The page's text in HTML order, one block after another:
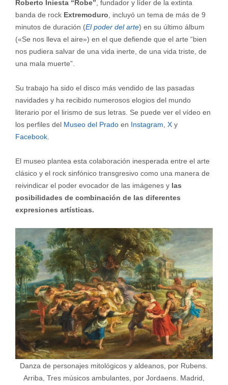
Roberto Iniesta “Robe” , fundador y líder de la extinta
banda de rock Extremoduro , incluyó un tema de más de 9
minutos de duración (El poder del arte) en su último álbum
(«Se nos lleva el aire») en el que defiende que el arte “bien
nos pudiera salvar de una vida inerte, de una vida triste, de
una mala muerte”.
Su trabajo ha sido el disco más vendido de las pasadas
navidades y ha recibido numerosos elogios del mundo
literario por el lirismo de sus letras. Se puede ver el vídeo en
los perfiles del Museo del Prado en Instagram X y
Facebook.
El museo plantea esta colaboración inesperada entre el arte
clásico y el rock sinfónico transgresivo como una manera de
reivindicar el poder evocador de las imágenes y las
posibilidades de combinación de las diferentes
expresiones artísticas.
Danza de personajes mitológicos y aldeanos, por Rubens.
Arriba, Tres músicos ambulantes, por Jordaens. Madrid,